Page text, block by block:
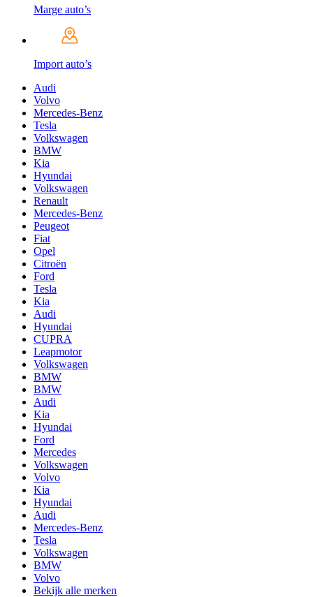
Marge auto’s
Import auto’s
Audi
Volvo
Mercedes-Benz
Tesla
Volkswagen
BMW
Kia
Hyundai
Volkswagen
Renault
Mercedes-Benz
Peugeot
Fiat
Opel
Citroën
Ford
Tesla
Kia
Audi
Hyundai
CUPRA
Leapmotor
Volkswagen
BMW
BMW
Audi
Kia
Hyundai
Ford
Mercedes
Volkswagen
Volvo
Kia
Hyundai
Audi
Mercedes-Benz
Tesla
Volkswagen
BMW
Volvo
Bekijk alle merken